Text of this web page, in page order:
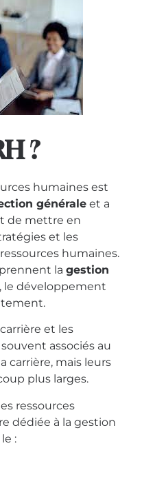
?
humaines est
générale et a
de mettre en
et les
humaines.
la gestion
le développement
et les
associés au
carrière, mais leurs
plus larges.
ressources
dédiée à la gestion
: